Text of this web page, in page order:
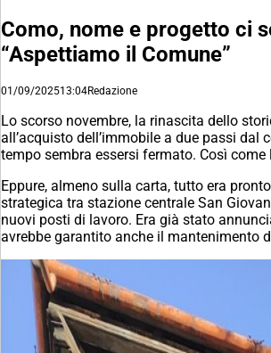
Como, nome e progetto ci
“Aspettiamo il Comune”
01/09/202513:04Redazione
Lo scorso novembre, la rinascita dello
all’acquisto dell’immobile a due passi
tempo sembra essersi fermato. Così come
Eppure, almeno sulla carta, tutto era
strategica tra stazione centrale San
nuovi posti di lavoro. Era già stato
avrebbe garantito anche il mantenimento